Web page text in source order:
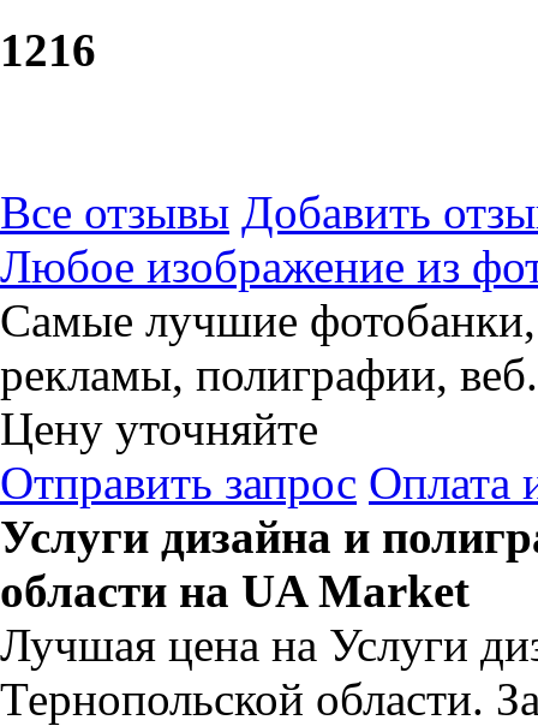
1216
Все отзывы Добавить
Любое изображение из
Самые лучшие фотобанки,
рекламы, полиграфии, веб.
Цену уточняйте
Отправить запрос Оплата
Услуги дизайна и
области на UA Market
Лучшая цена на Услуги
Тернопольской области.